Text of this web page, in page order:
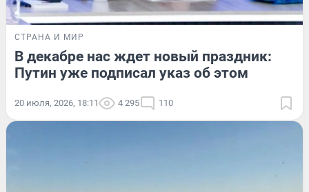
СТРАНА И МИР
В декабре нас ждет новый праздник:
Путин уже подписал указ об этом
20 июля, 2026, 18:11 4 295 110